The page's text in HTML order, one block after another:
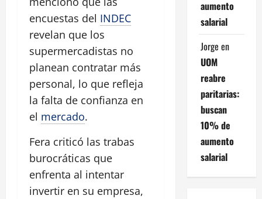
encuestas del INDEC
revelan que los
supermercadistas no
planean contratar más
personal, lo que refleja
la falta de confianza en
el mercado.
Fera criticó las trabas
burocráticas que
enfrenta al intentar
invertir en su empresa,
aumento
salarial
Jorge en
UOM
reabre
paritarias:
buscan
10% de
aumento
salarial